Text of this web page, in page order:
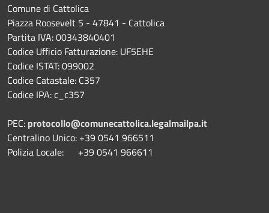
Comune di Cattolica
Piazza Roosevelt 5 - 47841 - Cattolica
Partita IVA: 00343840401
Codice Ufficio Fatturazione: UF5EHE
Codice ISTAT: 099002
Codice Catastale: C357
Codice IPA: c_c357
PEC: protocollo@comunecattolica.legalmailpa.it
Centralino Unico: +39 0541 966511
Polizia Locale: +39 0541 966611